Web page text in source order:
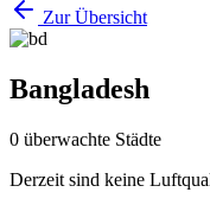
Zur Übersicht
Bangladesh
0 überwachte Städte
Derzeit sind keine